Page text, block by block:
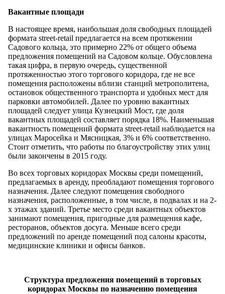
Вакантные площади
В настоящее время, наибольшая доля свободных площадей
формата street-retail предлагается на всем протяжении
Садового кольца, это примерно 22% от общего объема
предложения помещений на Садовом кольце. Обусловлена
такая цифра, в первую очередь, существенной
протяженностью этого торгового коридора, где не все
помещения расположены вблизи станций метрополитена,
остановок общественного транспорта и удобных мест для
парковки автомобилей. Далее по уровню вакантных
площадей следует улица Кузнецкий Мост, где доля
вакантных площадей составляет порядка 18%. Наименьшая
вакантность помещений формата street-retail наблюдается на
улицах Маросейка и Мясницкая, 3% и 6% соответственно.
Стоит отметить, что работы по благоустройству этих улиц
были закончены в 2015 году.
Во всех торговых коридорах Москвы среди помещений,
предлагаемых в аренду, преобладают помещения торгового
назначения. Далее следуют помещения свободного
назначения, расположенные, в том числе, в подвалах и на 2-
х этажах зданий. Третье место среди вакантных объектов
занимают помещения, пригодные для размещения кафе,
ресторанов, объектов досуга. Меньше всего среди
предложений по аренде помещений под салоны красоты,
медицинские клиники и офисы банков.
Структура предложения помещений в торговых
коридорах Москвы по назначению помещения